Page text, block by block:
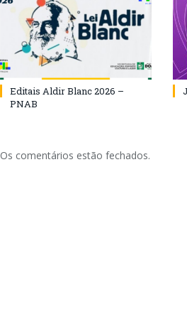
Editais Aldir Blanc 2026 –
PNAB
Os comentários estão fechados.